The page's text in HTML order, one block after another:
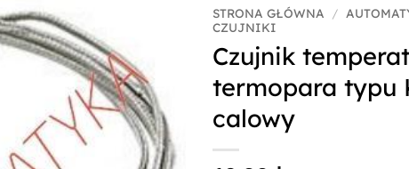
Dodaj do
ulubionych
STRONA GŁÓWNA /
CZUJNIKI
Czujnik
termopara typu
calowy